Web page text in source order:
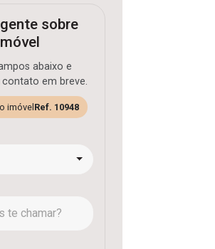
sobre
abaixo e
em breve.
imóvel Ref. 10948